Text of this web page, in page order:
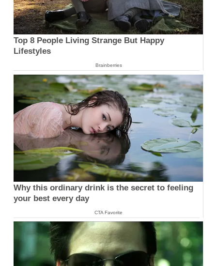
Top 8 People Living Strange But Happy
Lifestyles
Brainberries
Why this ordinary drink is the secret to feeling
your best every day
CTA Favorite